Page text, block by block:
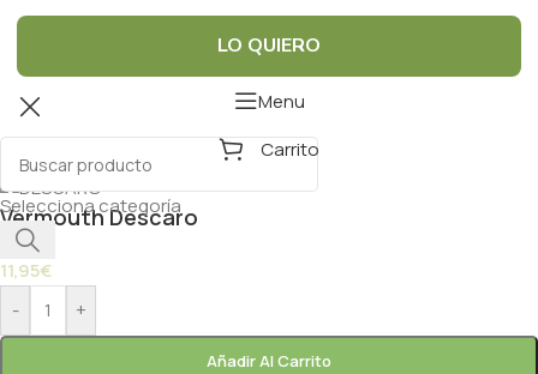
LO QUIERO
Selecciona categoría
Menu
Carrito
Vermouth Descaro
11,95€
-
+
Añadir Al Carrito